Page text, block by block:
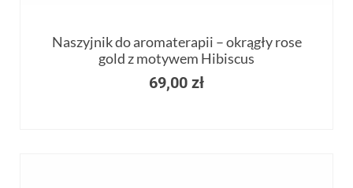
Naszyjnik do aromaterapii – okrągły rose
gold z motywem Hibiscus
69,00 zł